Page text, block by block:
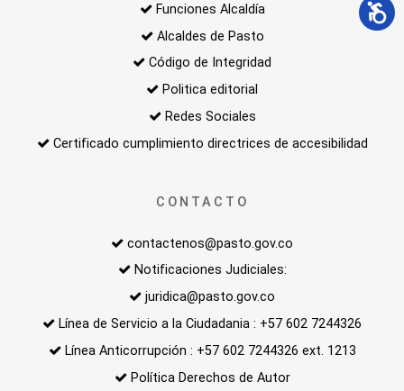
Funciones Alcaldía
Alcaldes de Pasto
Código de Integridad
Politica editorial
Redes Sociales
Certificado cumplimiento directrices de accesibilidad
CONTACTO
contactenos@pasto.gov.co
Notificaciones Judiciales:
juridica@pasto.gov.co
Línea de Servicio a la Ciudadania : +57 602 7244326
Línea Anticorrupción : +57 602 7244326 ext. 1213
Política Derechos de Autor